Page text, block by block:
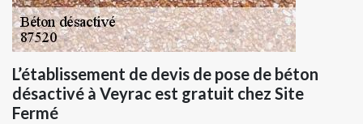
L’établissement de devis de pose de béton
désactivé à Veyrac est gratuit chez Site
Fermé